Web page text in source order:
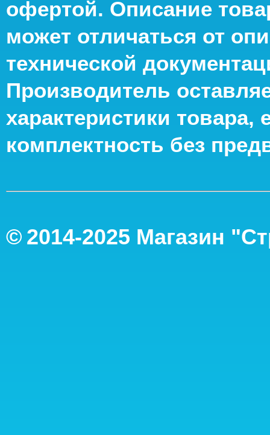
офертой. Описание
может отличаться от
технической
Производитель
характеристики
комплектность без
© 2014-2025 Магазин